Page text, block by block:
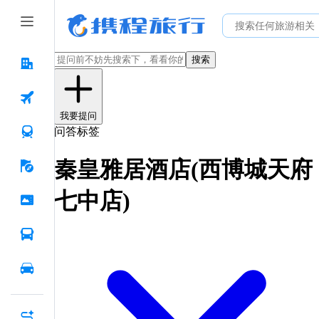
搜索
我要提问
问答标签
秦皇雅居酒店(西博城天府
七中店)